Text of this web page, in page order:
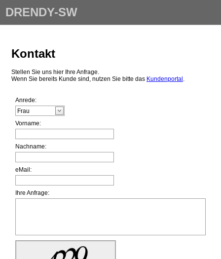
DRENDY-SW
Kontakt
Stellen Sie uns hier Ihre Anfrage.
Wenn Sie bereits Kunde sind, nutzen Sie bitte das Kundenportal .
Anrede:
Vorname:
Nachname:
eMail:
Ihre Anfrage: